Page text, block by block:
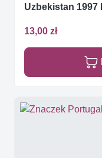
Uzbekistan 1997
13,00 zł